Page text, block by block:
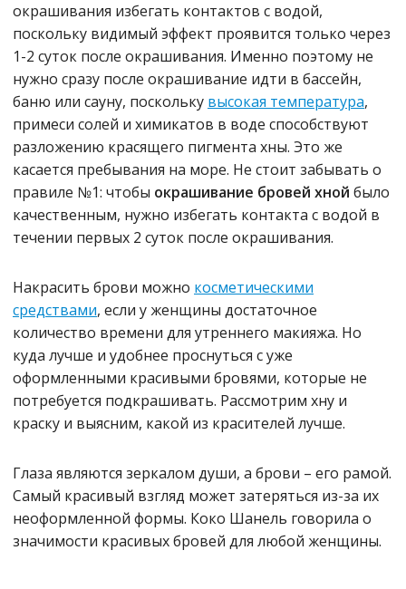
окрашивания избегать контактов с водой,
поскольку видимый эффект проявится только через
1-2 суток после окрашивания. Именно поэтому не
нужно сразу после окрашивание идти в бассейн,
баню или сауну, поскольку высокая температура,
примеси солей и химикатов в воде способствуют
разложению красящего пигмента хны. Это же
касается пребывания на море. Не стоит забывать о
правиле №1: чтобы окрашивание бровей хной было
качественным, нужно избегать контакта с водой в
течении первых 2 суток после окрашивания.
Накрасить брови можно косметическими
средствами, если у женщины достаточное
количество времени для утреннего макияжа. Но
куда лучше и удобнее проснуться с уже
оформленными красивыми бровями, которые не
потребуется подкрашивать. Рассмотрим хну и
краску и выясним, какой из красителей лучше.
Глаза являются зеркалом души, а брови – его рамой.
Самый красивый взгляд может затеряться из-за их
неоформленной формы. Коко Шанель говорила о
значимости красивых бровей для любой женщины.